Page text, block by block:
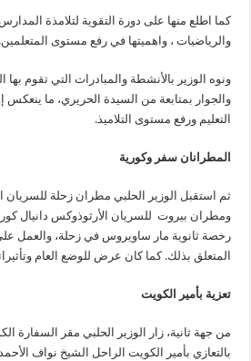
كما اطلع منها على دورة التقوية لتلامذة
والرياضيات ، واهميتها في رفع مستوى المتعلمين.
ونوه الوزير بالأنشطة والمبادرات التي تقوم بها
والجوار بمتابعة من السيدة الحريري، ما ينعكس
التعليم ورفع مستوى التلاميذ.
المطرانان سفر وكورية
ثم استقبل الوزير الحلبي مطران زحلة
ومطران بيروت للسريان الأرثوذوكس دانيال
رخصة ثانوية مار ساويروس في زحلة، والعمل
المتعلق بذلك. كما كان عرض للوضع العام
تعزية بأمير الكويت
من جهة ثانية، زار الوزير الحلبي مقر السفارة
بالتعازي بأمير الكويت الراحل الشيخ نواف